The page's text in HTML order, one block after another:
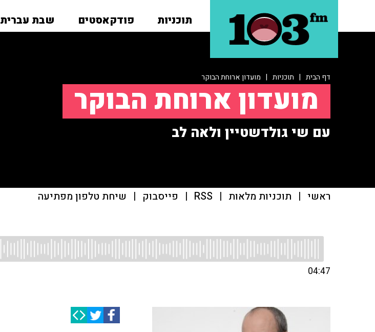
תוכניות פודקאסטים שבת עברית
דף הבית | תוכניות | מועדון ארוחת הבוקר
מועדון ארוחת הבוקר
עם שי גולדשטיין ולאה לב
ראשי | תוכניות מלאות |
RSS
| פייסבוק | שיחת טלפון מפתיעה
04:47